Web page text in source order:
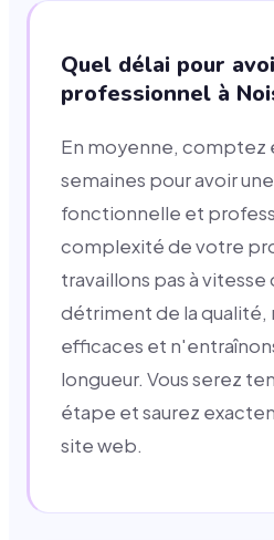
Quel délai pour
professionnel à
En moyenne, comptez
semaines pour avoir
fonctionnelle et
complexité de votre
travaillons pas à vitesse
détriment de la qualité,
efficaces et
longueur. Vous serez
étape et saurez
site web.